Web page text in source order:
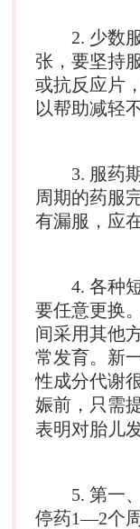
2. 少数服
张，要坚持
或抗反应片
以帮助减轻
3. 服药期
周期的药服
有漏服，应
4. 各种短
要任意更换
间采用其他
常发育。新
性成分代谢
娠前，只需
表明对胎儿
5. 第一、
停药1—2个